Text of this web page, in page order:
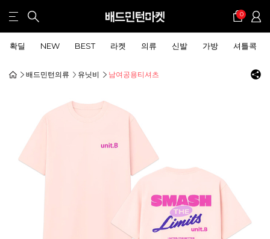
0
확딜 NEW BEST 라켓 의류 신발 가방 셔틀콕
배드민턴의류 유닛비 남여공용티셔츠